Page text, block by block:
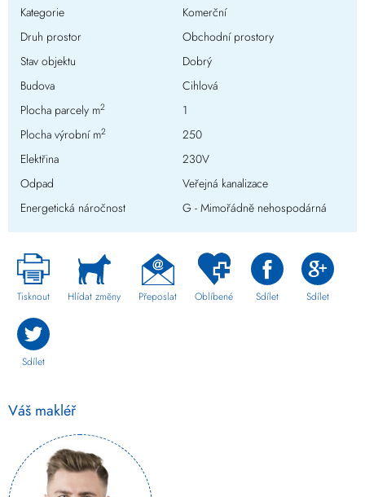
Kategorie
Komerční
Druh prostor
Obchodní prostory
Stav objektu
Dobrý
Budova
Cihlová
Plocha parcely m2
1
Plocha výrobní m2
250
Elektřina
230V
Odpad
Veřejná kanalizace
Energetická náročnost
G - Mimořádně nehospodárná
Tisknout Hlídat změny Přeposlat Oblíbené Sdílet Sdílet
Sdílet
Váš makléř